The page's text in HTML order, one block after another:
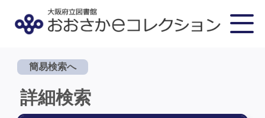
簡易検索へ
詳細検索